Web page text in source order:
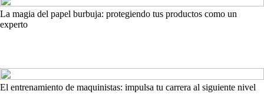
La magia del papel burbuja: protegiendo tus productos como un
experto
El entrenamiento de maquinistas: impulsa tu carrera al siguiente nivel